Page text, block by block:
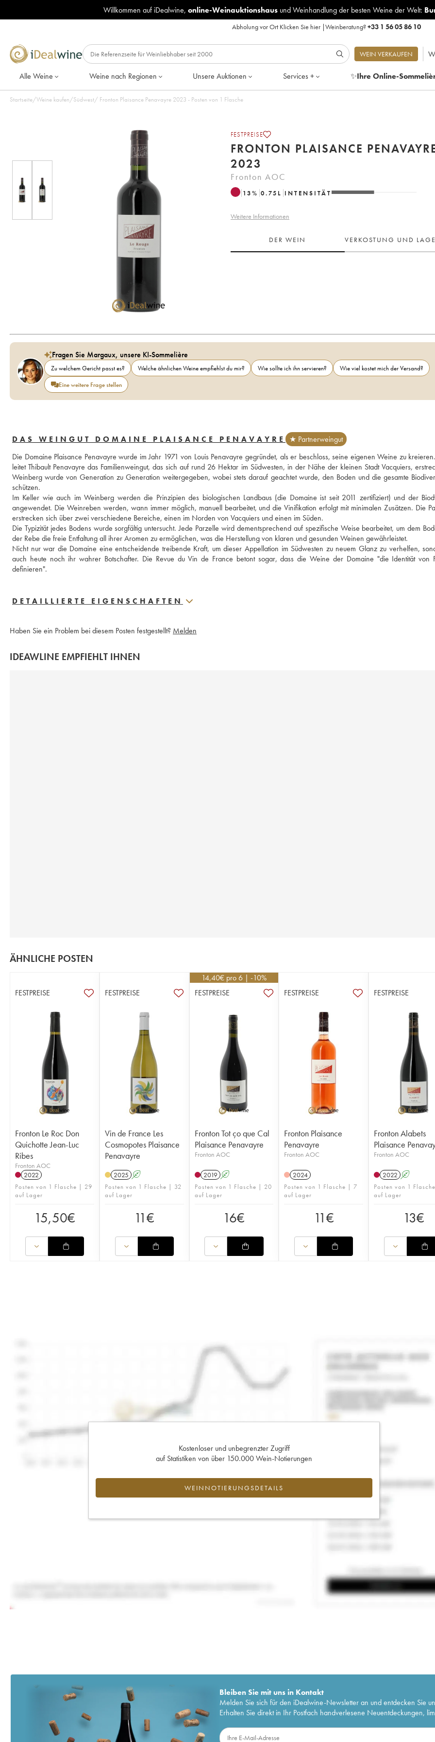
Willkommen auf iDealwine, online-Weinauktionshausund Weinhandlung der besten Weine der Welt:
Abholung vor Ort Klicken Sie hier|Weinberatung?+33 1 56 05 86 10
WEIN VERKAUFEN
Alle Weine Weine nach Regionen Unsere Auktionen Services + ✨Ihre Online-
Startseite/Weine kaufen/Südwest/ Fronton Plaisance Penavayre 2023 - Posten von 1 Flasche
FESTPREISE
FRONTON PLAISANCE
2023
Fronton AOC
13% 0.75 L INTENSITÄT
Weitere Informationen
DER WEIN VERKOSTUNG UND
Fragen Sie Margaux, unsere KI-Sommelière
Zu welchem Gericht passt es? Welche ähnlichen Weine empfiehlst du mir? Wie sollte ich ihn servieren?
Wie viel kostet mich der Versand?
Eine weitere Frage stellen
DAS WEINGUT DOMAINE PLAISANCE PENAVAYRE
★ Partnerweingut
Die Domaine Plaisance Penavayre wurde im Jahr 1971 von Louis Penavayre gegründet, als er beschloss, seine eigenen Weine zu
leitet Thibault Penavayre das Familienweingut, das sich auf rund 26 Hektar im Südwesten, in der Nähe der kleinen Stadt Vacquiers,
Weinberg wurde von Generation zu Generation weitergegeben, wobei stets darauf geachtet wurde, den Boden und die gesamte
schützen.
Im Keller wie auch im Weinberg werden die Prinzipien des biologischen Landbaus (die Domaine ist seit 2011 zertifiziert) und der
angewendet. Die Weinreben werden, wann immer möglich, manuell bearbeitet, und die Vinifikation erfolgt mit minimalen Zusätzen. Die
erstrecken sich über zwei verschiedene Bereiche, einen im Norden von Vacquiers und einen im Süden.
Die Typizität jedes Bodens wurde sorgfältig untersucht. Jede Parzelle wird dementsprechend auf spezifische Weise bearbeitet, um dem
der Rebe die freie Entfaltung all ihrer Aromen zu ermöglichen, was die Herstellung von klaren und gesunden Weinen gewährleistet.
Nicht nur war die Domaine eine entscheidende treibende Kraft, um dieser Appellation im Südwesten zu neuem Glanz zu verhelfen,
auch heute noch ihr wahrer Botschafter. Die Revue du Vin de France betont sogar, dass die Weine der Domaine "die Identität von
definieren".
DETAILLIERTE EIGENSCHAFTEN
Haben Sie ein Problem bei diesem Posten festgestellt? Melden
IDEAWLINE EMPFIEHLT IHNEN
ÄHNLICHE POSTEN
FESTPREISE
Fronton Le Roc Don
Quichotte Jean-Luc
Ribes
Fronton AOC
2022
Posten von 1 Flasche | 29
auf Lager
15,50€
FESTPREISE
Vin de France Les
Cosmopotes Plaisance
Penavayre
2025 A
Posten von 1 Flasche | 32
auf Lager
11€
14,40€ pro 6 | -10%
FESTPREISE
Fronton Tot ço que Cal
Plaisance Penavayre
Fronton AOC
2019 A
Posten von 1 Flasche | 20
auf Lager
16€
FESTPREISE
Fronton Plaisance
Penavayre
Fronton AOC
2024
Posten von 1 Flasche | 7
auf Lager
11€
FESTPREISE
Fronton Alabets
Plaisance
Fronton AOC
2022 A
Posten von 1
auf Lager
13€
Kostenloser und unbegrenzter Zugriff
auf Statistiken von über 150.000 Wein-Notierungen
WEINNOTIERUNGSDETAILS
Bleiben Sie mit uns in Kontakt
Melden Sie sich für den iDealwine-Newsletter an und entdecken Sie
Erhalten Sie direkt in Ihr Postfach handverlesene Neuentdeckungen,